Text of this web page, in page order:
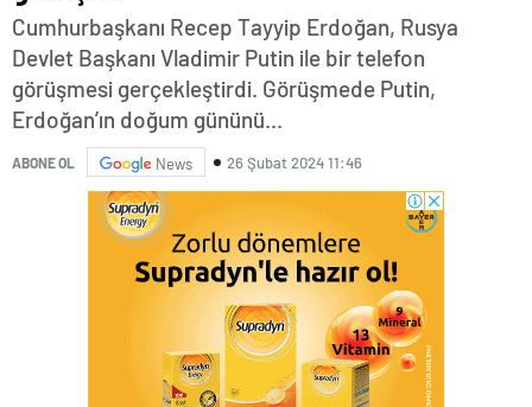
Cumhurbaşkanı Recep Tayyip Erdoğan, Rusya
Devlet Başkanı Vladimir Putin ile bir telefon
görüşmesi gerçekleştirdi. Görüşmede Putin,
Erdoğan’ın doğum gününü...
ABONE OL News 26 Şubat 2024 11:46